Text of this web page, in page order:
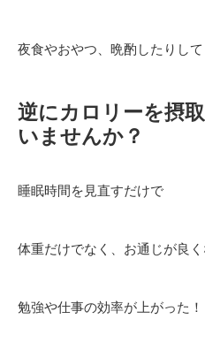
夜食やおやつ、晩酌したりして
逆にカロリーを摂
いませんか？
睡眠時間を見直すだけで
体重だけでなく、お通じが良く
勉強や仕事の効率が上がった！